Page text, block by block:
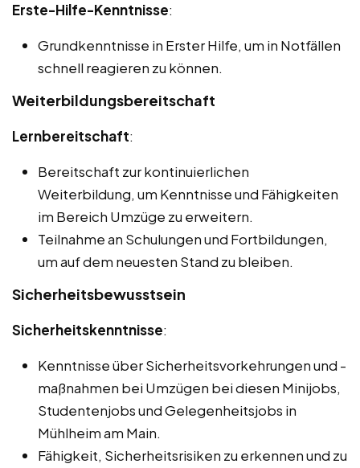
Erste-Hilfe-Kenntnisse:
Grundkenntnisse in Erster Hilfe, um in Notfällen
schnell reagieren zu können.
Weiterbildungsbereitschaft
Lernbereitschaft:
Bereitschaft zur kontinuierlichen
Weiterbildung, um Kenntnisse und Fähigkeiten
im Bereich Umzüge zu erweitern.
Teilnahme an Schulungen und Fortbildungen,
um auf dem neuesten Stand zu bleiben.
Sicherheitsbewusstsein
Sicherheitskenntnisse:
Kenntnisse über Sicherheitsvorkehrungen und -
maßnahmen bei Umzügen bei diesen Minijobs,
Studentenjobs und Gelegenheitsjobs in
Mühlheim am Main.
Fähigkeit, Sicherheitsrisiken zu erkennen und zu